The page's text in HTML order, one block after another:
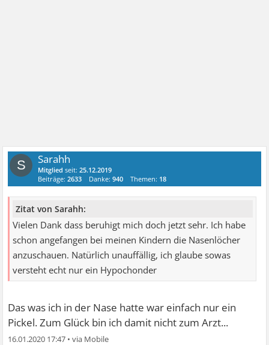
S Sarahh
Mitglied seit:25.12.2019
Beiträge:2633 Danke:940 Themen: 18
Zitat von Sarahh:
Vielen Dank dass beruhigt mich doch jetzt sehr. Ich habe
schon angefangen bei meinen Kindern die Nasenlöcher
anzuschauen. Natürlich unauffällig, ich glaube sowas
versteht echt nur ein Hypochonder
Das was ich in der Nase hatte war einfach nur ein
Pickel. Zum Glück bin ich damit nicht zum Arzt...
16.01.2020 17:47 •